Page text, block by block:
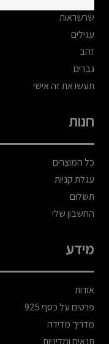
שרשראות
עגילים
זהב
גברים
תעשו את זה אישי
חנות
כל המוצרים
עגלת קניות
תשלום
החשבון שלי
מידע
אודות
פרטים על כסף 925
מדריך מדידה
תנאים ומדיניות